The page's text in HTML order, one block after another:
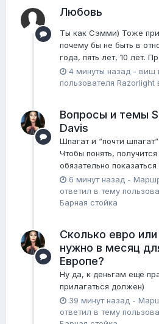
Любовь
Ты как Сэмми) Тоже
почему бы не быть в
года, пять лет, 10 лет.
4 минуты назад - виш
пользователя Razorlight
Вопросы и темы
Davis
Шпагат и “почти
Чтобы понять,
обязательно
6 минут назад -
ответил в тему
Барная стойка
Сколько евро
нужно в месяц
Европе?
Ну да, к деньгам ещё
прилагаться должен)
39 минут назад -
ответил в тему